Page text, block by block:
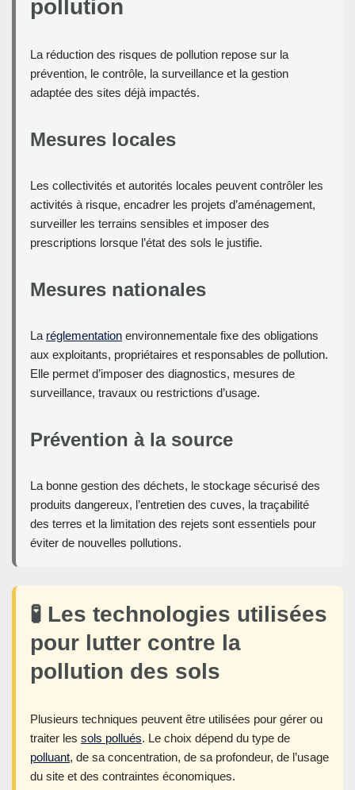
pollution
La réduction des risques de pollution repose sur la
prévention, le contrôle, la surveillance et la gestion
adaptée des sites déjà impactés.
Mesures locales
Les collectivités et autorités locales peuvent contrôler les
activités à risque, encadrer les projets d’aménagement,
surveiller les terrains sensibles et imposer des
prescriptions lorsque l’état des sols le justifie.
Mesures nationales
La réglementation environnementale fixe des obligations
aux exploitants, propriétaires et responsables de pollution.
Elle permet d’imposer des diagnostics, mesures de
surveillance, travaux ou restrictions d’usage.
Prévention à la source
La bonne gestion des déchets, le stockage sécurisé des
produits dangereux, l’entretien des cuves, la traçabilité
des terres et la limitation des rejets sont essentiels pour
éviter de nouvelles pollutions.
🧪 Les technologies utilisées
pour lutter contre la
pollution des sols
Plusieurs techniques peuvent être utilisées pour gérer ou
traiter les sols pollués. Le choix dépend du type de
polluant, de sa concentration, de sa profondeur, de l’usage
du site et des contraintes économiques.